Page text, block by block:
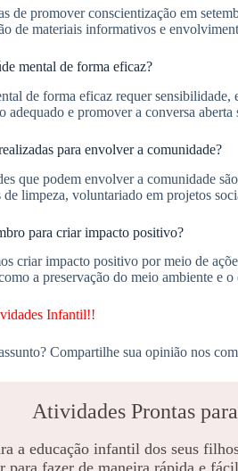
de promover conscientização em
de materiais informativos e
mental de forma eficaz?
de forma eficaz requer
adequado e promover a conversa aberta
para envolver a comunidade?
que podem envolver a comunidade
limpeza, voluntariado em projetos
para criar impacto positivo?
criar impacto positivo por meio de
a preservação do meio ambiente e
Infantil!!
Compartilhe sua opinião nos
Atividades Prontas
a educação infantil dos seus
para fazer de maneira rápida e